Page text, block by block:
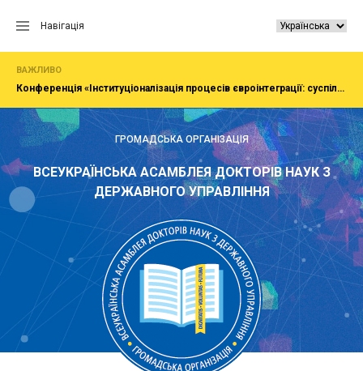
Навігація
ВАЖЛИВО
Конференція «Інституціоналізація процесів євроінтеграції: суспільство, економіка, адміністрування»
ГРОМАДСЬКА ОРГАНІЗАЦІЯ
ВСЕУКРАЇНСЬКА АСАМБЛЕЯ ДОКТОРІВ НАУК З
ДЕРЖАВНОГО УПРАВЛІННЯ